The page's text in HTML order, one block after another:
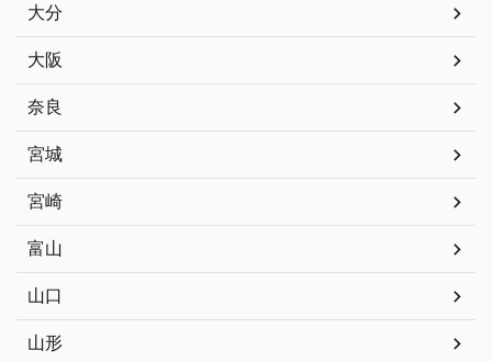
大分
大阪
奈良
宮城
宮崎
富山
山口
山形